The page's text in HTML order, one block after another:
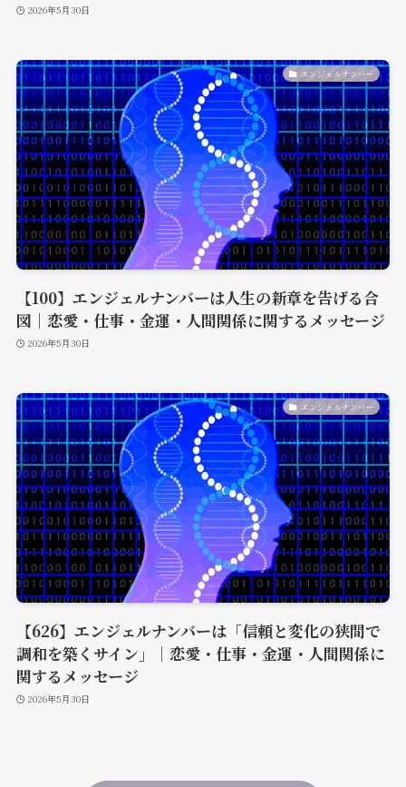
2026年5月30日
エンジェルナンバー
【100】エンジェルナンバーは人生の新章を告げる合
図｜恋愛・仕事・金運・人間関係に関するメッセージ
2026年5月30日
エンジェルナンバー
【626】エンジェルナンバーは「信頼と変化の狭間で
調和を築くサイン」｜恋愛・仕事・金運・人間関係に
関するメッセージ
2026年5月30日